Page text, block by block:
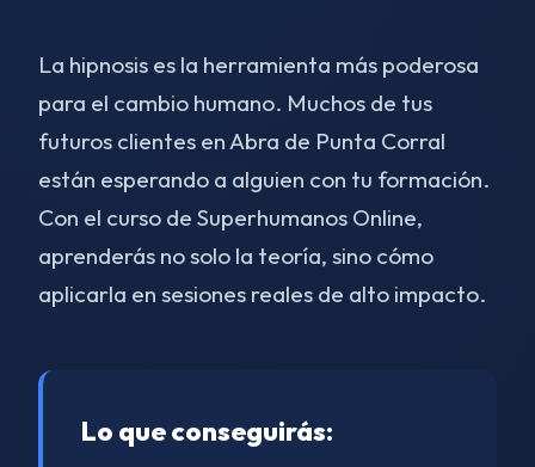
La hipnosis es la herramienta más poderosa
para el cambio humano. Muchos de tus
futuros clientes en Abra de Punta Corral
están esperando a alguien con tu formación.
Con el curso de Superhumanos Online,
aprenderás no solo la teoría, sino cómo
aplicarla en sesiones reales de alto impacto.
Lo que conseguirás: